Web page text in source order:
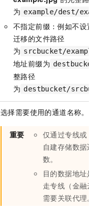
为 example/dest/
不指定前缀：例如不设
迁移的文件路径
为 srcbucket/
地址前缀为
整路径
为 destbucket/
选择需要使用的通道名称。
重要 仅通过专线或
自建存储数据
数。
目的数据地址是
走专线（金融
需要关联代理。